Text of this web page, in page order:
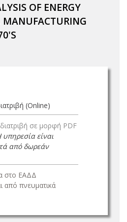
OF ENERGY
(Online)
σε μορφή PDF
υπηρεσία είναι
από δωρεάν
στο ΕΑΔΔ
από πνευματικά